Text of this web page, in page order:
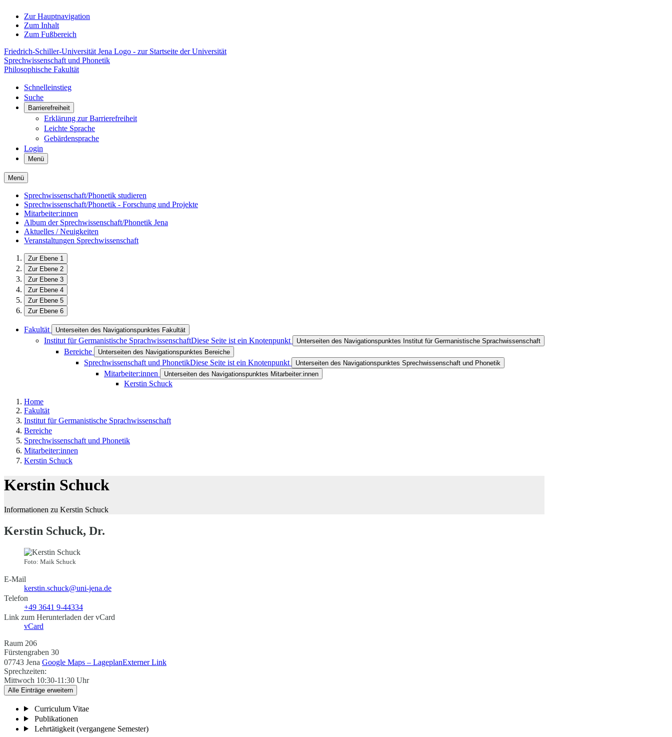
Zur Hauptnavigation
Zum Inhalt
Zum Fußbereich
Friedrich-Schiller-Universität Jena Logo - zur Startseite der Universität
Sprechwissenschaft und Phonetik
Philosophische Fakultät
Schnelleinstieg
Suche
Barrierefreiheit
Erklärung zur Barrierefreiheit
Leichte Sprache
Gebärdensprache
Login
Menü
Menü
Sprechwissenschaft/Phonetik studieren
Sprechwissenschaft/Phonetik - Forschung und Projekte
Mitarbeiter:innen
Album der Sprechwissenschaft/Phonetik Jena
Aktuelles / Neuigkeiten
Veranstaltungen Sprechwissenschaft
Zur Ebene 1
Zur Ebene 2
Zur Ebene 3
Zur Ebene 4
Zur Ebene 5
Zur Ebene 6
Fakultät Unterseiten des Navigationspunktes Fakultät
Institut für Germanistische SprachwissenschaftDiese Seite ist ein Knotenpunkt Unterseiten des Navigationspunktes Institut für Germanistische Sprachwissenschaft
Bereiche Unterseiten des Navigationspunktes Bereiche
Sprechwissenschaft und PhonetikDiese Seite ist ein Knotenpunkt Unterseiten des Navigationspunktes Sprechwissenschaft und Phonetik
Mitarbeiter:innen Unterseiten des Navigationspunktes Mitarbeiter:innen
Kerstin Schuck
Home
Fakultät
Institut für Germanistische Sprachwissenschaft
Bereiche
Sprechwissenschaft und Phonetik
Mitarbeiter:innen
Kerstin Schuck
Kerstin Schuck
Informationen zu Kerstin Schuck
Kerstin Schuck, Dr.
Foto: Maik Schuck
E-Mail
kerstin.schuck@uni-jena.de
Telefon
+49 3641 9-44334
Link zum Herunterladen der vCard
vCard
Raum 206
Fürstengraben 30
07743 Jena Google Maps – LageplanExterner Link
Sprechzeiten:
Mittwoch 10:30-11:30 Uhr
Alle Einträge erweitern
Curriculum Vitae
Publikationen
Lehrtätigkeit (vergangene Semester)